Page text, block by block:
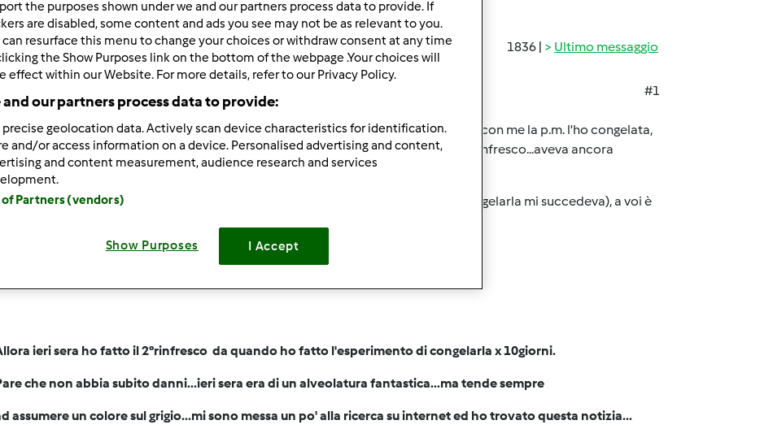
1836 | Ultimo messaggio
#1
wrote:
ho voltuo fare questa prova...sono stata fuori 10gg e non potendo portare con me la p.m. l'ho congelata,
al rientro l'ho lasciata scongelare 24h a temp. ambiente e questa sera faccio il rinfresco...aveva ancora
intatta...
mi capita ancora che assume un colore tendente al grigio (anche prima di congelarla mi succedeva), a voi è
ieri sera ho fatto il 2°rinfresco da quando ho fatto l'esperimento di congelarla x 10giorni.
che non abbia subito danni...ieri sera era di un alveolatura fantastica...ma tende sempre
assumere un colore sul grigio...mi sono messa un po' alla ricerca su internet ed ho trovato questa notizia...
the purposes shown under we and our partners process data to provide. If
are disabled, some content and ads you see may not be as relevant to you.
can resurface this menu to change your choices or withdraw consent at any time
the Show Purposes link on the bottom of the webpage .Your choices will
effect within our Website. For more details, refer to our Privacy Policy.
and our partners process data to provide:
precise geolocation data. Actively scan device characteristics for identification.
and/or access information on a device. Personalised advertising and content,
and content measurement, audience research and services
of Partners (vendors)
Show Purposes I Accept